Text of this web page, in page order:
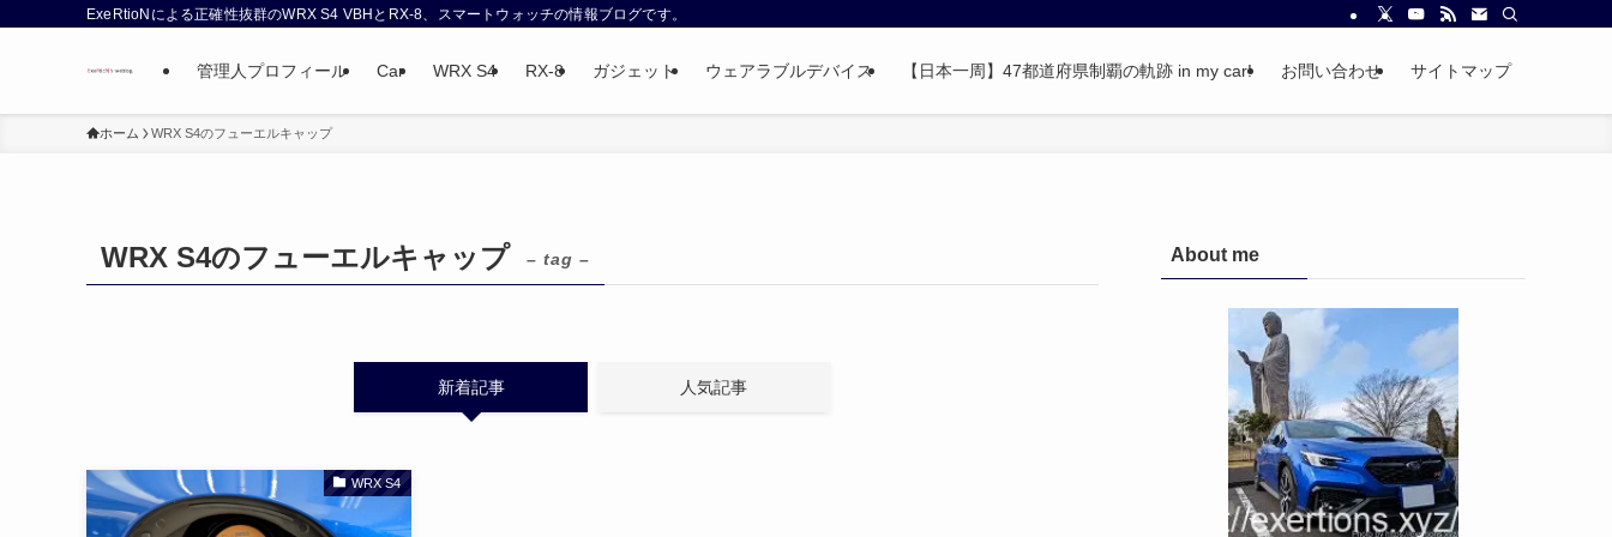
ExeRtioNによる正確性抜群のWRX S4 VBHとRX-8、スマートウォッチの情報ブログです。
管理人プロフィール Car WRX S4 RX-8 ガジェット ウェアラブルデバイス 【日本一周】47都道府県制覇の軌跡 in my car! お問い合わせ サイトマップ
ホーム WRX S4のフューエルキャップ
WRX S4のフューエルキャップ – tag –
新着記事 人気記事
WRX S4
About me